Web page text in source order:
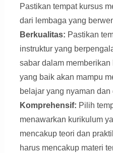
Pastikan tempat kursus
dari lembaga yang
Berkualitas: Pastikan
instruktur yang
sabar dalam
yang baik akan mampu
belajar yang nyaman dan
Komprehensif: Pilih
menawarkan kurikulum
mencakup teori dan
harus mencakup materi